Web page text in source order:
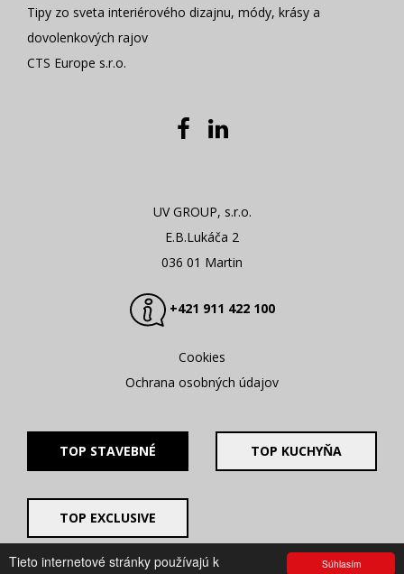
Súhlasím
Tieto internetové stránky používajú k
Tipy zo sveta interiérového dizajnu, módy, krásy a
dovolenkových rajov
CTS Europe s.r.o.
UV GROUP, s.r.o.
E.B.Lukáča 2
036 01 Martin
+421 911 422 100
Cookies
Ochrana osobných údajov
TOP STAVEBNÉ TOP KUCHYŇA
TOP EXCLUSIVE